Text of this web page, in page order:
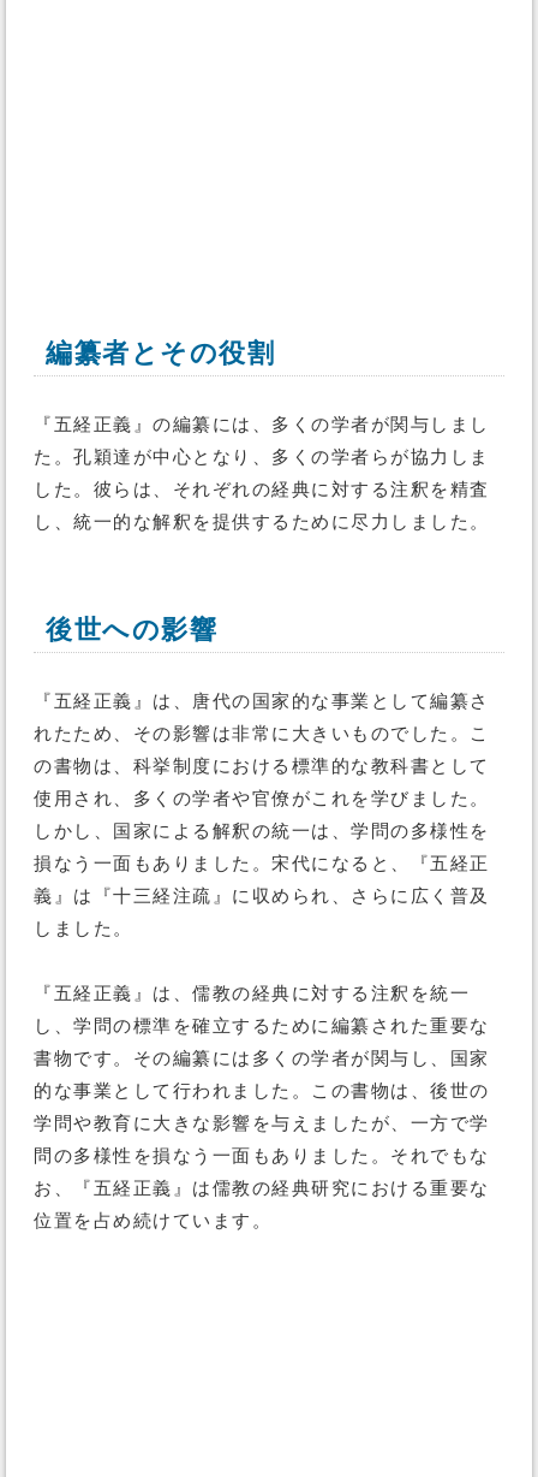
編纂者とその役割
『五経正義』の編纂には、多くの学者が関与しまし
た。孔穎達が中心となり、多くの学者らが協力しま
した。彼らは、それぞれの経典に対する注釈を精査
し、統一的な解釈を提供するために尽力しました。
後世への影響
『五経正義』は、唐代の国家的な事業として編纂さ
れたため、その影響は非常に大きいものでした。こ
の書物は、科挙制度における標準的な教科書として
使用され、多くの学者や官僚がこれを学びました。
しかし、国家による解釈の統一は、学問の多様性を
損なう一面もありました。宋代になると、『五経正
義』は『十三経注疏』に収められ、さらに広く普及
しました。
『五経正義』は、儒教の経典に対する注釈を統一
し、学問の標準を確立するために編纂された重要な
書物です。その編纂には多くの学者が関与し、国家
的な事業として行われました。この書物は、後世の
学問や教育に大きな影響を与えましたが、一方で学
問の多様性を損なう一面もありました。それでもな
お、『五経正義』は儒教の経典研究における重要な
位置を占め続けています。